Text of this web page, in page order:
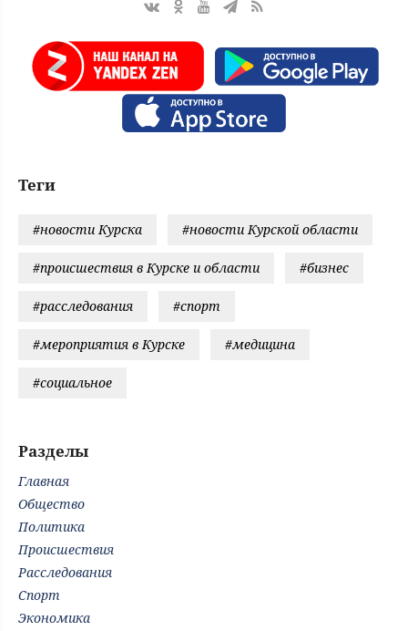
Теги
#новости Курска #новости Курской области
#происшествия в Курске и области #бизнес
#расследования #спорт
#мероприятия в Курске #медицина
#социальное
Разделы
Главная
Общество
Политика
Происшествия
Расследования
Спорт
Экономика